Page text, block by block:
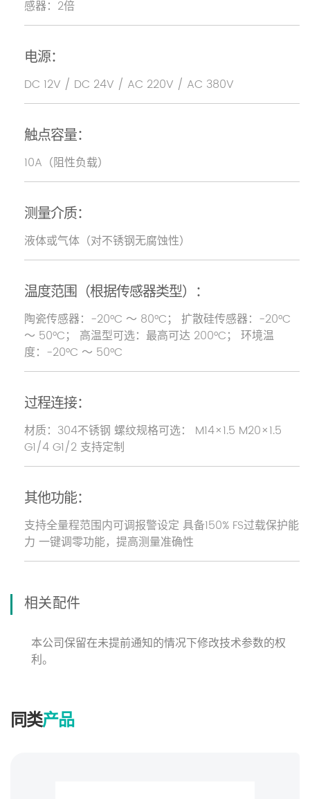
感器：2倍
电源：
DC 12V / DC 24V / AC 220V / AC 380V
触点容量：
10A（阻性负载）
测量介质：
液体或气体（对不锈钢无腐蚀性）
温度范围（根据传感器类型）：
陶瓷传感器：-20°C ～ 80°C； 扩散硅传感器：-20°C
～ 50°C； 高温型可选：最高可达 200°C； 环境温
度：-20°C ～ 50°C
过程连接：
材质：304不锈钢 螺纹规格可选： M14×1.5 M20×1.5
G1/4 G1/2 支持定制
其他功能：
支持全量程范围内可调报警设定 具备150% FS过载保护能
力 一键调零功能，提高测量准确性
相关配件
本公司保留在未提前通知的情况下修改技术参数的权
利。
同类产品